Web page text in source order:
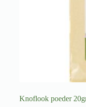
Knoflook poeder